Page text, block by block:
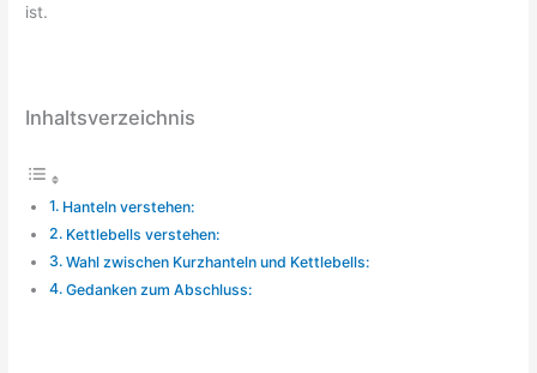
ist.
Inhaltsverzeichnis
Hanteln verstehen:
Kettlebells verstehen:
Wahl zwischen Kurzhanteln und Kettlebells:
Gedanken zum Abschluss: